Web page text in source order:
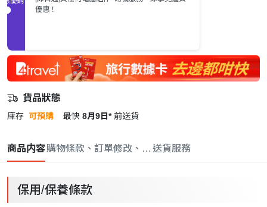
優惠！
貨品狀態
庫存 可預購 最快 8月9日* 前送貨
商品内容購物條款、訂單修改、取消與退款政策
送貨服務
保用/保養條款